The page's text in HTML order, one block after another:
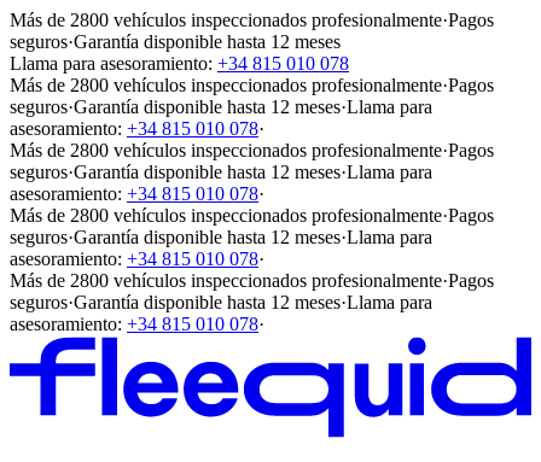
Más de 2800 vehículos inspeccionados profesionalmente·Pagos
seguros·Garantía disponible hasta 12 meses
Llama para asesoramiento: +34 815 010 078
Más de 2800 vehículos inspeccionados profesionalmente·Pagos
seguros·Garantía disponible hasta 12 meses·Llama para
asesoramiento: +34 815 010 078·
Más de 2800 vehículos inspeccionados profesionalmente·Pagos
seguros·Garantía disponible hasta 12 meses·Llama para
asesoramiento: +34 815 010 078·
Más de 2800 vehículos inspeccionados profesionalmente·Pagos
seguros·Garantía disponible hasta 12 meses·Llama para
asesoramiento: +34 815 010 078·
Más de 2800 vehículos inspeccionados profesionalmente·Pagos
seguros·Garantía disponible hasta 12 meses·Llama para
asesoramiento: +34 815 010 078·